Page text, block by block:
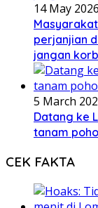
14 May 2026
perjanjian
jangan
5 March
Datang ke
tanam
CEK FAKTA